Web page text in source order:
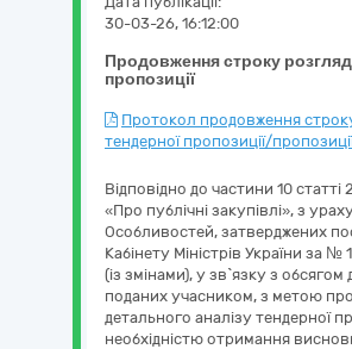
Продовження строку
пропозиції
30-03-26, 16:12:00
Протокол продовження
тендерної пропозиції/
Відповідно до частини 10 статті
«Про публічні закупівлі», з
Особливостей, затверджених
Кабінету Міністрів України за №
(із змінами), у зв`язку з обсягом
поданих учасником, з метою
детального аналізу тендерної
необхідністю отримання